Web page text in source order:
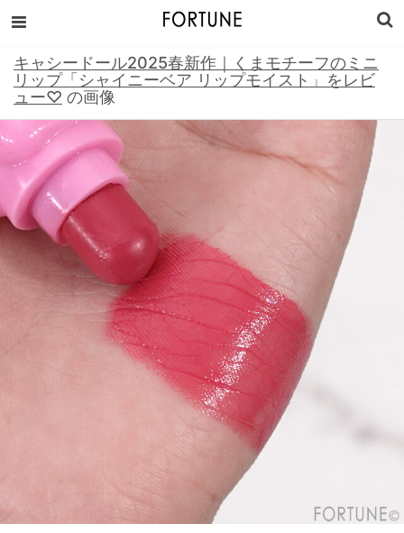
キャシードール2025春新作｜くまモチーフのミニ
リップ「シャイニーベア リップモイスト」をレビ
ュー♡ の画像